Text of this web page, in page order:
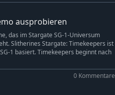
ausprobieren
das im Stargate SG-1-Universum
Slitherines Stargate: Timekeepers ist
1 basiert. Timekeepers beginnt nach
0 Kommentare